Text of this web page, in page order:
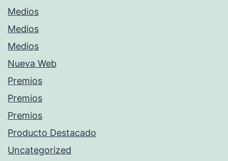
Medios
Medios
Medios
Nueva Web
Premios
Premios
Premios
Producto Destacado
Uncategorized